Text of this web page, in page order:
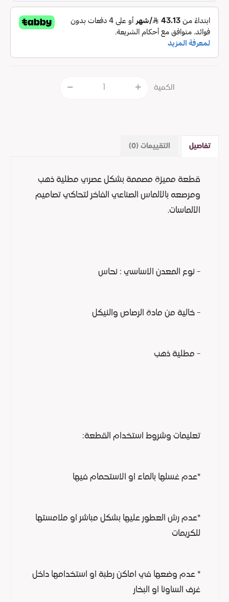
الكمية
تفاصيل التقييمات (0)
قطعة مميزة مصممة بشكل عصري مطلية ذهب
ومرصعه بالألماس الصناعي الفاخر لتحاكي تصاميم
الألماسات.
- نوع المعدن الاساسي : نحاس
- خالية من مادة الرصاص والنيكل
- مطلية ذهب
تعليمات وشروط استخدام القطعة:
*عدم غسلها بالماء او الاستحمام فيها
*عدم رش العطور عليها بشكل مباشر او ملامستها
للكريمات
* عدم وضعها في اماكن رطبة او استخدامها داخل
غرف الساونا او البخار